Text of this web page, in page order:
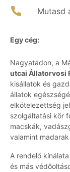
Mutasd
Egy cég:
Nagyatádon, a
utcai Állatorvosi
kisállatok és
állatok
elkötelezettség
szolgáltatási kör
macskák,
valamint
A rendelő
és más